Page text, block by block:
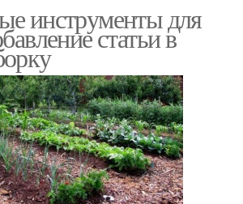
инструменты для
статьи в